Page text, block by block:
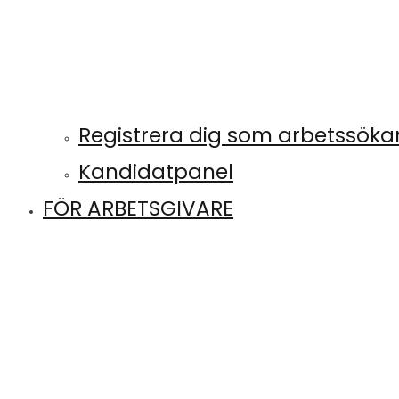
Registrera dig som
Kandidatpanel
FÖR ARBETSGIVARE